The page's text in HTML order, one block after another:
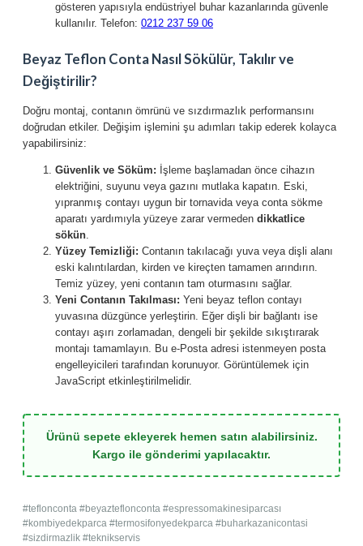
gösteren yapısıyla endüstriyel buhar kazanlarında güvenle
kullanılır. Telefon: 0212 237 59 06
Beyaz Teflon Conta Nasıl Sökülür, Takılır ve
Değiştirilir?
Doğru montaj, contanın ömrünü ve sızdırmazlık performansını
doğrudan etkiler. Değişim işlemini şu adımları takip ederek kolayca
yapabilirsiniz:
Güvenlik ve Söküm: İşleme başlamadan önce cihazın
elektriğini, suyunu veya gazını mutlaka kapatın. Eski,
yıpranmış contayı uygun bir tornavida veya conta sökme
aparatı yardımıyla yüzeye zarar vermeden dikkatlice
sökün.
Yüzey Temizliği: Contanın takılacağı yuva veya dişli alanı
eski kalıntılardan, kirden ve kireçten tamamen arındırın.
Temiz yüzey, yeni contanın tam oturmasını sağlar.
Yeni Contanın Takılması: Yeni beyaz teflon contayı
yuvasına düzgünce yerleştirin. Eğer dişli bir bağlantı ise
contayı aşırı zorlamadan, dengeli bir şekilde sıkıştırarak
montajı tamamlayın. Bu e-Posta adresi istenmeyen posta
engelleyicileri tarafından korunuyor. Görüntülemek için
JavaScript etkinleştirilmelidir.
Ürünü sepete ekleyerek hemen satın alabilirsiniz.
Kargo ile gönderimi yapılacaktır.
#teflonconta #beyazteflonconta #espressomakinesiparcası
#kombiyedekparca #termosifonyedekparca #buharkazanicontasi
#sizdirmazlik #teknikservis